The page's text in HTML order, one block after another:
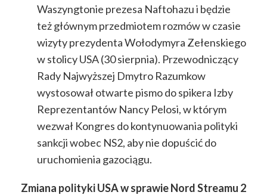
Waszyngtonie prezesa Naftohazu i będzie
też głównym przedmiotem rozmów w czasie
wizyty prezydenta Wołodymyra Zełenskiego
w stolicy USA (30 sierpnia). Przewodniczący
Rady Najwyższej Dmytro Razumkow
wystosował otwarte pismo do spikera Izby
Reprezentantów Nancy Pelosi, w którym
wezwał Kongres do kontynuowania polityki
sankcji wobec NS2, aby nie dopuścić do
uruchomienia gazociągu.
Zmiana polityki USA w sprawie Nord Streamu 2